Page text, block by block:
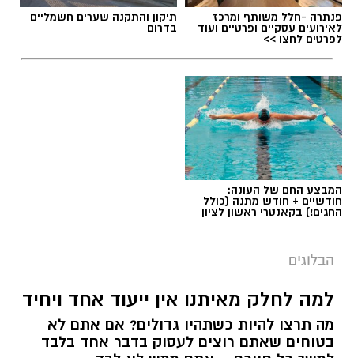
פנתרה -חלל משותף ומרכז
לאירועים עסקיים ופרטיים ועוד
לפרטים לחצו >>
תיקון והתקנה שערים חשמליים
בדרום
המבצע החם של העונה:
חודשיים + חודש מתנה (כולל
החגים!) בקאנטרי ראשון לציון
הבלוגים
למה לחלק מאיתנו אין ייעוד אחד ויחיד
מה תרצו להיות כשתהיו גדולים? אם אתם לא
בטוחים שאתם רוצים לעסוק בדבר אחד בלבד